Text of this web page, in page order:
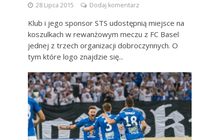
28 Lipca 2015 Dodaj komentarz
Klub i jego sponsor STS udostępnią miejsce na
koszulkach w rewanżowym meczu z FC Basel
jednej z trzech organizacji dobroczynnych. O
tym które logo znajdzie się...